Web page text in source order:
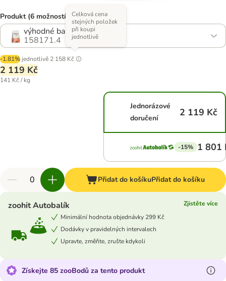
Produkt (6 možností)
výhodné balení 2 x 7,5 kg
158171.4
-1.81% jednotlivě 2 158 Kč
Celková cena
stejných položek
při koupi
jednotlivě
2 119 Kč
141 Kč / kg
Jednorázové
doručení
2 119 Kč
-15% 1 801
Přidat do košíkuPřidat do košíku
zoohit Autobalík
Zjistěte více
Minimální hodnota objednávky 299 Kč
Dodávky v pravidelných intervalech
Upravte, změňte, zrušte kdykoli
Získejte 85 zooBodů za tento produkt